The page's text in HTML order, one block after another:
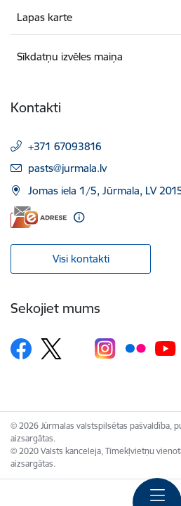
Lapas karte
Sīkdatņu izvēles maiņa
Kontakti
+371 67093816
E-pasts:
pasts@jurmala.lv
Jomas iela 1/5, Jūrmala, LV
Visi kontakti
Sekojiet mums
© 2026 Jūrmalas valstspilsētas pašvaldība,
aizsargātas.
© 2020 Valsts kanceleja, Tīmekļvietņu
aizsargātas.